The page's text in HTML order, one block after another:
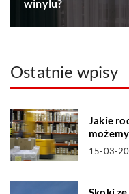
winylu?
Ostatnie wpisy
Jakie
15-03-